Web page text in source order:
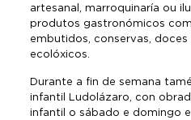
artesanal, marroquinaría ou
produtos gastronómicos
embutidos, conservas,
ecolóxicos.
Durante a fin de semana
infantil Ludolázaro, con
infantil o sábado e domingo